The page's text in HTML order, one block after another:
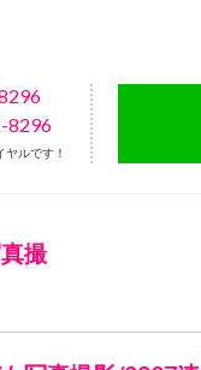
8296
ヤルです！
撮